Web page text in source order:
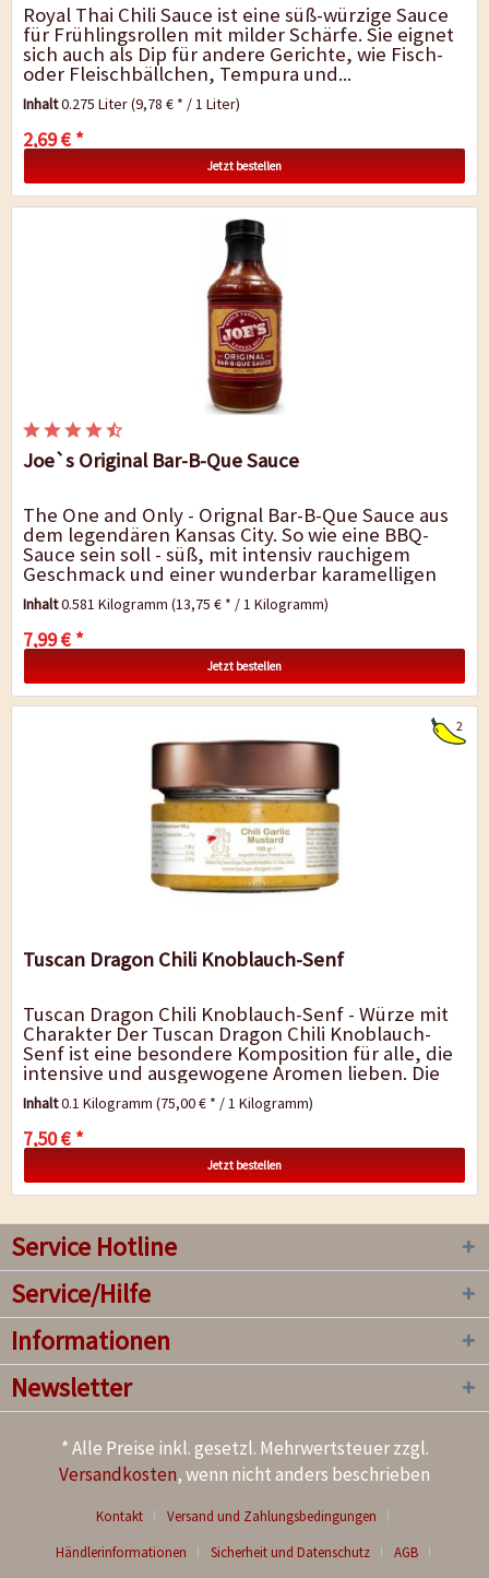
Royal Thai Chili Sauce ist eine süß-würzige Sauce
für Frühlingsrollen mit milder Schärfe. Sie eignet
sich auch als Dip für andere Gerichte, wie Fisch-
oder Fleischbällchen, Tempura und...
Inhalt0.275 Liter(9,78 € * / 1 Liter)
2,69 € *
Jetzt bestellen
Joe`s Original Bar-B-Que Sauce
The One and Only - Orignal Bar-B-Que Sauce aus
dem legendären Kansas City. So wie eine BBQ-
Sauce sein soll - süß, mit intensiv rauchigem
Geschmack und einer wunderbar karamelligen
Zuckernote. Lassen Sie sich die...
Inhalt0.581 Kilogramm(13,75 € * / 1 Kilogramm)
7,99 € *
Jetzt bestellen
2
Tuscan Dragon Chili Knoblauch-Senf
Tuscan Dragon Chili Knoblauch-Senf - Würze mit
Charakter Der Tuscan Dragon Chili Knoblauch-
Senf ist eine besondere Komposition für alle, die
intensive und ausgewogene Aromen lieben. Die
feine Textur hochwertiger Senfsaat...
Inhalt0.1 Kilogramm(75,00 € * / 1 Kilogramm)
7,50 € *
Jetzt bestellen
Service Hotline
Service/Hilfe
Informationen
Newsletter
* Alle Preise inkl. gesetzl. Mehrwertsteuer zzgl.
Versandkosten, wenn nicht anders beschrieben
Kontakt
Versand und Zahlungsbedingungen
Händlerinformationen
Sicherheit und Datenschutz AGB